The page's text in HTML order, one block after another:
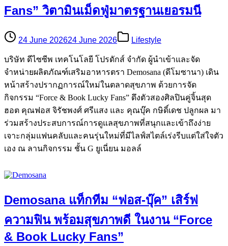
Fans” วิตามินเม็ดฟู่มาตรฐานเยอรมนี
24 June 202624 June 2026 Lifestyle
บริษัท ดีไซซีพ เทคโนโลยี โปรดักส์ จำกัด ผู้นำเข้าและจัด
จำหน่ายผลิตภัณฑ์เสริมอาหารตรา Demosana (ดีโมซานา) เดิน
หน้าสร้างปรากฏการณ์ใหม่ในตลาดสุขภาพ ด้วยการจัด
กิจกรรม “Force & Book Lucky Fans” ดึงตัวสองศิลปินคู่จิ้นสุด
ฮอต คุณฟอส จิรัชพงศ์ ศรีแสง และ คุณบุ๊ค กษิดิ์เดช ปลูกผล มา
ร่วมสร้างประสบการณ์การดูแลสุขภาพที่สนุกและเข้าถึงง่าย
เจาะกลุ่มแฟนคลับและคนรุ่นใหม่ที่มีไลฟ์สไตล์เร่งรีบแต่ใส่ใจตัว
เอง ณ ลานกิจกรรม ชั้น G ยูเนี่ยน มอลล์
Demosana แท็กทีม “ฟอส-บุ๊ค” เสิร์ฟ
ความฟิน พร้อมสุขภาพดี ในงาน “Force
& Book Lucky Fans”